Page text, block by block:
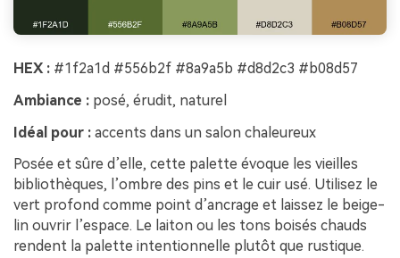
HEX : #1f2a1d #556b2f #8a9a5b #d8d2c3 #b08d57
Ambiance : posé, érudit, naturel
Idéal pour : accents dans un salon chaleureux
Posée et sûre d’elle, cette palette évoque les vieilles
bibliothèques, l’ombre des pins et le cuir usé. Utilisez le
vert profond comme point d’ancrage et laissez le beige-
lin ouvrir l’espace. Le laiton ou les tons boisés chauds
rendent la palette intentionnelle plutôt que rustique.